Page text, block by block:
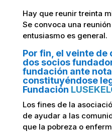
Hay que reunir treinta
Se convoca una
entusiasmo es general.
Por fin, el veinte
dos socios
fundación ante
constituyéndose
Fundación
Los fines de la
de ayudar a las
que la pobreza o